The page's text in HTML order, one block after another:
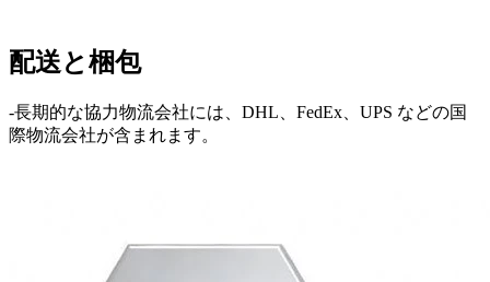
配送と梱包
-長期​​的な協力物流会社には、DHL、FedEx、UPS などの国
際物流会社が含まれます。